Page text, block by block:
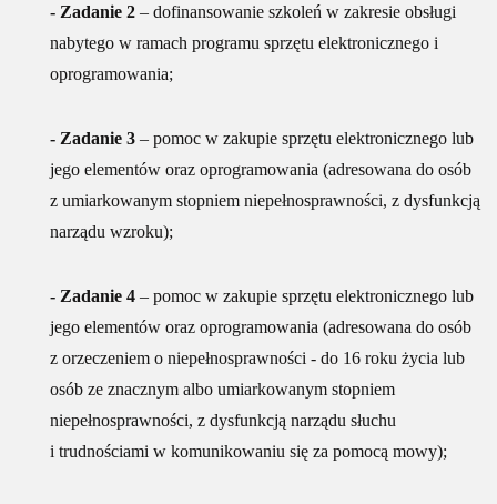
- Zadanie 2 – dofinansowanie szkoleń w zakresie obsługi
nabytego w ramach programu sprzętu elektronicznego i
oprogramowania;
- Zadanie 3 – pomoc w zakupie sprzętu elektronicznego lub
jego elementów oraz oprogramowania (adresowana do osób
z umiarkowanym stopniem niepełnosprawności, z dysfunkcją
narządu wzroku);
- Zadanie 4 – pomoc w zakupie sprzętu elektronicznego lub
jego elementów oraz oprogramowania (adresowana do osób
z orzeczeniem o niepełnosprawności - do 16 roku życia lub
osób ze znacznym albo umiarkowanym stopniem
niepełnosprawności, z dysfunkcją narządu słuchu
i trudnościami w komunikowaniu się za pomocą mowy);